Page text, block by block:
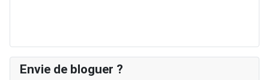
Envie de bloguer ?